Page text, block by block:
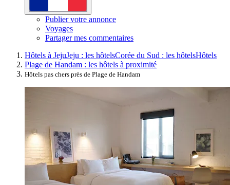
Publier votre annonce
Voyages
Partager mes commentaires
Hôtels à JejuJeju : les hôtelsCorée du Sud : les hôtelsHôtels
Plage de Handam : les hôtels à proximité
Hôtels pas chers près de Plage de Handam